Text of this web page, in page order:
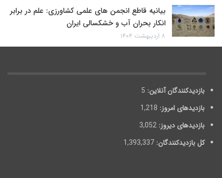
بیانیه قاطع انجمن های علمی کشاورزی: علم در برابر
انکار بحران آب و خشکسالی ایران
۸ اردیبهشت ۱۴۰۴
بازدیدکنندگان آنلاین: 5
بازدیدهای امروز: 1,218
بازدیدهای دیروز: 3,052
کل بازدیدکنند‌گان: 1,393,337